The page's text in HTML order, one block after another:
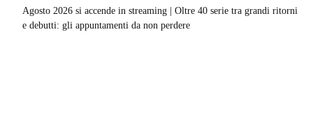
Agosto 2026 si accende in streaming | Oltre 40 serie tra grandi ritorni
e debutti: gli appuntamenti da non perdere